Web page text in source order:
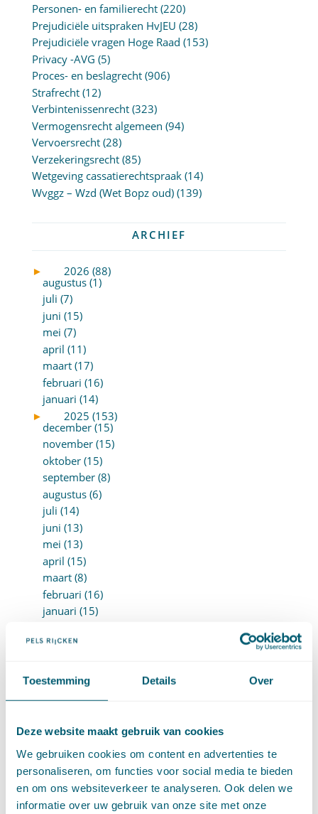
Toestemming Details Over
Deze website maakt gebruik van cookies
We gebruiken cookies om content en advertenties te
personaliseren, om functies voor social media te bieden
en om ons websiteverkeer te analyseren. Ook delen we
informatie over uw gebruik van onze site met onze
Personen- en familierecht(220)
Prejudiciële uitspraken HvJEU (28)
Prejudiciële vragen Hoge Raad (153)
Privacy -AVG (5)
Proces- en beslagrecht(906)
Strafrecht(12)
Verbintenissenrecht(323)
Vermogensrecht algemeen (94)
Vervoersrecht(28)
Verzekeringsrecht(85)
Wetgeving cassatierechtspraak(14)
Wvggz – Wzd (Wet Bopz oud)(139)
ARCHIEF
►
2026 (88)
augustus (1)
juli (7)
juni (15)
mei (7)
april (11)
maart (17)
februari (16)
januari (14)
►
2025 (153)
december (15)
november (15)
oktober (15)
september (8)
augustus (6)
juli (14)
juni (13)
mei (13)
april (15)
maart (8)
februari (16)
januari (15)
december (16)
september (9)
augustus (10)
juni (7)
mei (7)
april (18)
maart (17)
februari (17)